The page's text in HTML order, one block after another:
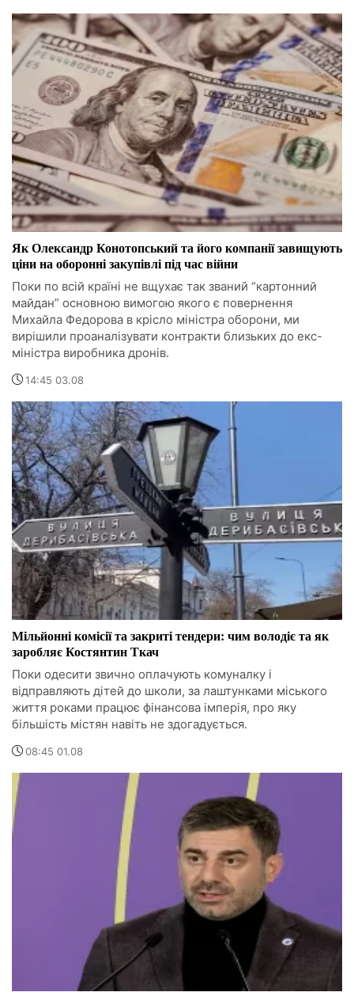
Як Олександр Конотопський та його компанії завищують
ціни на оборонні закупівлі під час війни
Поки по всій країні не вщухає так званий “картонний
майдан” основною вимогою якого є повернення
Михайла Федорова в крісло міністра оборони, ми
вирішили проаналізувати контракти близьких до екс-
міністра виробника дронів.
14:45 03.08
Мільйонні комісії та закриті тендери: чим володіє та як
заробляє Костянтин Ткач
Поки одесити звично оплачують комуналку і
відправляють дітей до школи, за лаштунками міського
життя роками працює фінансова імперія, про яку
більшість містян навіть не здогадується.
08:45 01.08